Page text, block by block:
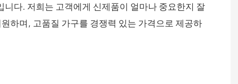
다. 저희는 고객에게 신제품이 얼마나 중요한지 잘
하며, 고품질 가구를 경쟁력 있는 가격으로 제공하